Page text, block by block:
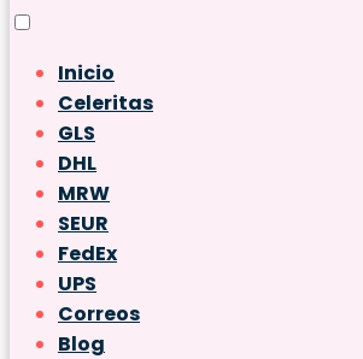
Inicio
Celeritas
GLS
DHL
MRW
SEUR
FedEx
UPS
Correos
Blog